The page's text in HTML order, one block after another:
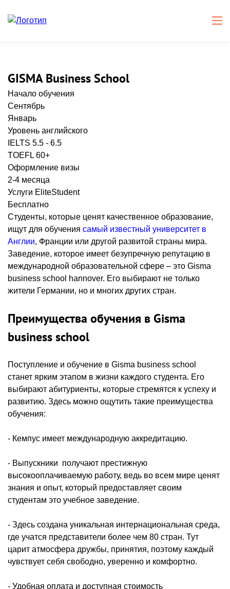
GISMA Business School
Начало обучения
Сентябрь
Январь
Уровень английского
IELTS 5.5 - 6.5
TOEFL 60+
Оформление визы
2-4 месяца
Услуги EliteStudent
Бесплатно
Студенты, которые ценят качественное образование,
ищут для обучения самый известный университет в
Англии, Франции или другой развитой страны мира.
Заведение, которое имеет безупречную репутацию в
международной образовательной сфере – это Gisma
business school hannover. Его выбирают не только
жители Германии, но и многих других стран.
Преимущества обучения в Gisma
business school
Поступление и обучение в Gisma business school
станет ярким этапом в жизни каждого студента. Его
выбирают абитуриенты, которые стремятся к успеху и
развитию. Здесь можно ощутить такие преимущества
обучения:
- Кемпус имеет международную аккредитацию.
- Выпускники получают престижную
высокооплачиваемую работу, ведь во всем мире ценят
знания и опыт, который предоставляет своим
студентам это учебное заведение.
- Здесь создана уникальная интернациональная среда,
где учатся представители более чем 80 стран. Тут
царит атмосфера дружбы, принятия, поэтому каждый
чувствует себя свободно, уверенно и комфортно.
- Удобная оплата и доступная стоимость